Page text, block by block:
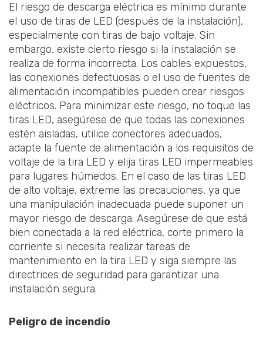
El riesgo de descarga eléctrica es mínimo durante
el uso de tiras de LED (después de la instalación),
especialmente con tiras de bajo voltaje. Sin
embargo, existe cierto riesgo si la instalación se
realiza de forma incorrecta. Los cables expuestos,
las conexiones defectuosas o el uso de fuentes de
alimentación incompatibles pueden crear riesgos
eléctricos. Para minimizar este riesgo, no toque las
tiras LED, asegúrese de que todas las conexiones
estén aisladas, utilice conectores adecuados,
adapte la fuente de alimentación a los requisitos de
voltaje de la tira LED y elija tiras LED impermeables
para lugares húmedos. En el caso de las tiras LED
de alto voltaje, extreme las precauciones, ya que
una manipulación inadecuada puede suponer un
mayor riesgo de descarga. Asegúrese de que está
bien conectada a la red eléctrica, corte primero la
corriente si necesita realizar tareas de
mantenimiento en la tira LED y siga siempre las
directrices de seguridad para garantizar una
instalación segura.
Peligro de incendio